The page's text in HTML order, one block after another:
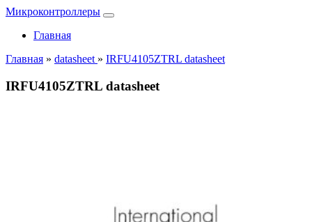
Микроконтроллеры
Главная
Главная » datasheet » IRFU4105ZTRL datasheet
IRFU4105ZTRL datasheet